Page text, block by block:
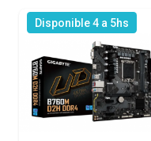
Disponible 4 a 5hs